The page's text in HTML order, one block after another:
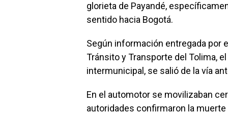
glorieta de Payandé,
sentido hacia Bogotá.
Según información entregada por
Tránsito y Transporte del Tolima,
intermunicipal, se salió de la vía
En el automotor se movilizaban
autoridades confirmaron la